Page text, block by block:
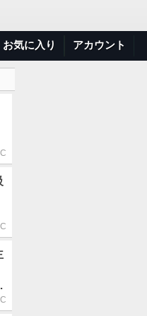
お気に入り アカウント